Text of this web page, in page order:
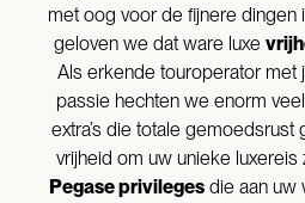
met oog voor de fijnere dingen
geloven we dat ware luxe
Als erkende touroperator met
passie hechten we enorm
extra’s die totale gemoedsrust
vrijheid om uw unieke luxereis
Pegase privileges die aan uw